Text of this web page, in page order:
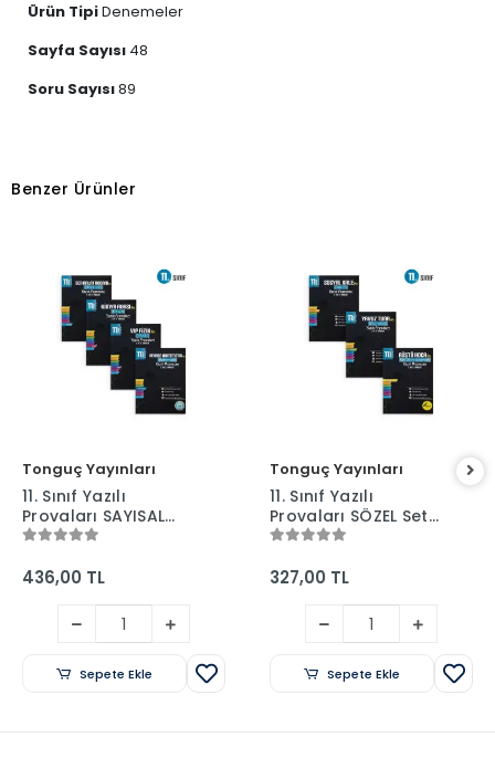
Ürün TipiDenemeler
Sayfa Sayısı 48
Soru Sayısı89
Benzer Ürünler
Tonguç Yayınları
11. Sınıf Yazılı
Provaları SAYISAL
Set - 4 Kitap 1 ve 2.
Yayınları
436,00 TL
Sepete Ekle
Tonguç Yayınları
11. Sınıf Yazılı
Provaları SÖZEL Set
- 3 Kitap 1 ve 2.
Yayınları
327,00 TL
Sepete Ekle